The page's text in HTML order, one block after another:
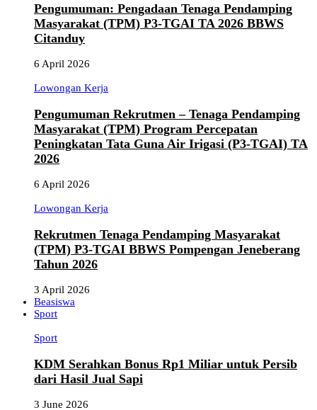
Pengumuman: Pengadaan Tenaga Pendamping
Masyarakat (TPM) P3-TGAI TA 2026 BBWS
Citanduy
6 April 2026
Lowongan Kerja
Pengumuman Rekrutmen – Tenaga Pendamping
Masyarakat (TPM) Program Percepatan
Peningkatan Tata Guna Air Irigasi (P3-TGAI) TA
2026
6 April 2026
Lowongan Kerja
Rekrutmen Tenaga Pendamping Masyarakat
(TPM) P3-TGAI BBWS Pompengan Jeneberang
Tahun 2026
3 April 2026
Beasiswa
Sport
Sport
KDM Serahkan Bonus Rp1 Miliar untuk Persib
dari Hasil Jual Sapi
3 June 2026